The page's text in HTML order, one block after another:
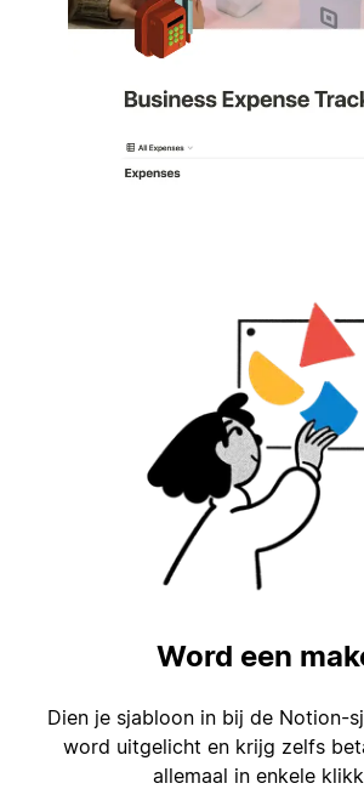
Word een
Dien je sjabloon in bij de Notion-
word uitgelicht en krijg zelfs
allemaal in enkele